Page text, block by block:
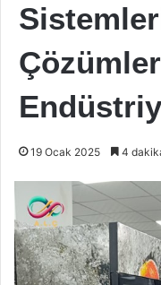
19 Ocak 2025 4